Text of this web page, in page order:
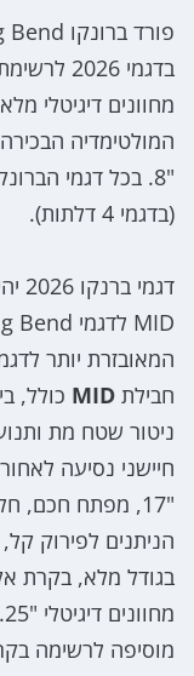
בדגמי
מחוונים דיגיטלי
"8. בכל דגמי
(בדגמי 4 דלתות).
חבילת MID כולל,
ניטור שטח מת
חיישני נסיעה
"17, מפתח חכם,
הניתנים לפירוק קל,
מחוונים דיגיטלי "10.25, בלם יד חשמלי ועוד. חבילת
מוסיפה לרשימה